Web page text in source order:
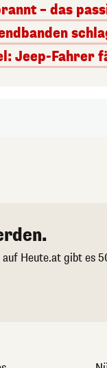
– das
Jeep-Fahrer
Heute.at gibt es